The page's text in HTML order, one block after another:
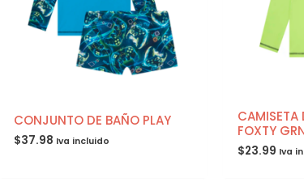
CONJUNTO DE BAÑO PLAY
$37.98 Iva incluido
CAMISETA
FOXTY
$23.99 Iva